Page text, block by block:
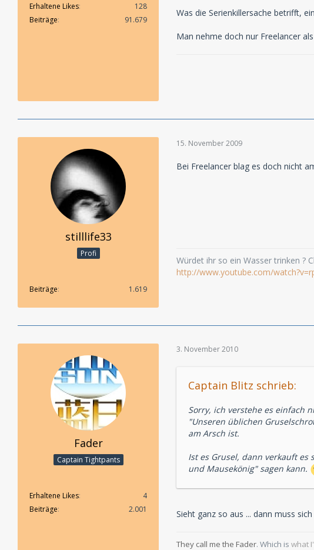
Erhaltene Likes
128
Beiträge
91.679
Was die Serienkillersache betrifft,
Man nehme doch nur Freelancer
stilllife33
Profi
Beiträge 1.619
15. November 2009
Bei Freelancer blag es doch nicht
Würdet ihr so ein Wasser trinken ?
http://www.youtube.com/
Fader
Captain Tightpants
Erhaltene Likes
4
Beiträge
2.001
3. November 2010
Captain Blitz schrieb:
Sorry, ich verstehe es einfach
"Unseren üblichen
am Arsch ist.
Ist es Grusel, dann verkauft
und Mausekönig" sagen kann.
Sieht ganz so aus ... dann muss
They call me the Fader. Which is what